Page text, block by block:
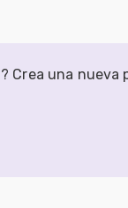
Crea una